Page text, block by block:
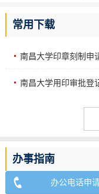
常用下载
南昌大学印章刻制申
南昌大学用印审批登
办事指南
办公电话申